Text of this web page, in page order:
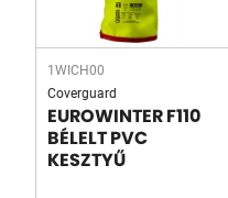
1WICH00
Coverguard
EUROWINTER F110
BÉLELT PVC
KESZTYŰ